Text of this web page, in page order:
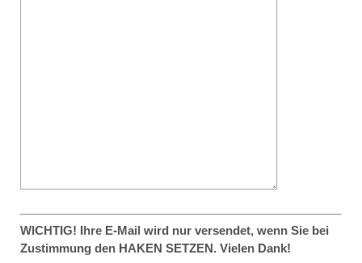
WICHTIG! Ihre E-Mail wird nur versendet, wenn Sie bei
Zustimmung den HAKEN SETZEN. Vielen Dank!